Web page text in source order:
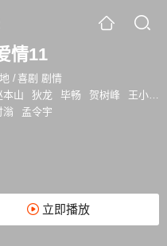
情11
/喜剧 剧情
本山 狄龙 毕畅 贺树峰 王小利
滃 孟令宇
立即播放